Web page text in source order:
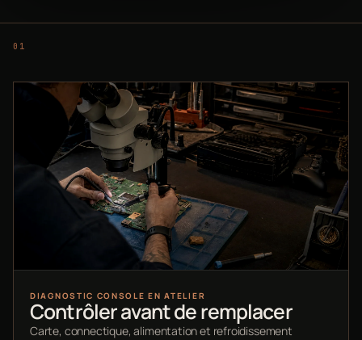
DIAGNOSTIC CONSOLE EN ATELIER
Contrôler avant de remplacer
Carte, connectique, alimentation et refroidissement